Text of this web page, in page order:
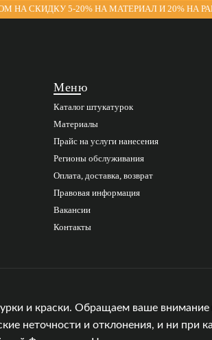
НА СКИДКУ 5-20% НА МАТЕРИАЛ И 20% НА
Меню
Каталог штукатурок
Материалы
Прайс на услуги нанесения
Регионы обслуживания
Оплата, доставка, возврат
Правовая информация
Вакансии
Контакты
и краски. Обращаем ваше внимание
неточности и отклонения, и ни при